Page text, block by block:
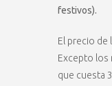
festivos).
El precio de
Excepto los
que cuesta